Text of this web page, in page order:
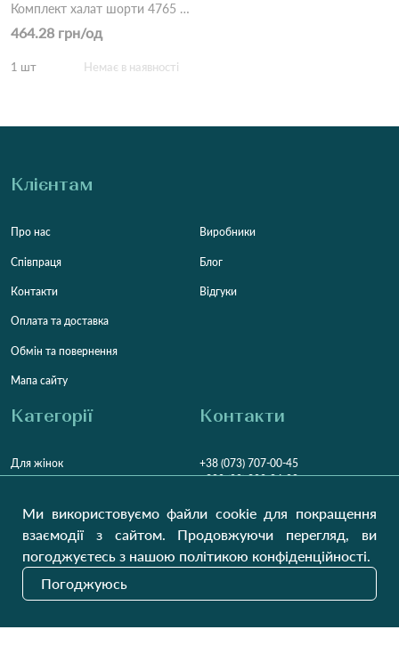
Комплект халат шорти 4765 Коричневий
464.28 грн/од
1 шт Немає в наявності
Клієнтам
Про нас
Співпраця
Контакти
Оплата та доставка
Обмін та повернення
Мапа сайту
Виробники
Блог
Відгуки
Категорії
Для жінок
Для дітей
Домашній текстиль
Контакти
+38 (073) 707-00-45
+380 (99) 302-84-98
Замовити дзвінок
Пн-Пт9:00 - 16:00
НД Вихідний
Україна, Луцьк, 43000
Ми використовуємо файли cookie для покращення
взаємодії з сайтом. Продовжуючи перегляд, ви
погоджуєтесь з нашою політикою конфіденційності.
Погоджуюсь